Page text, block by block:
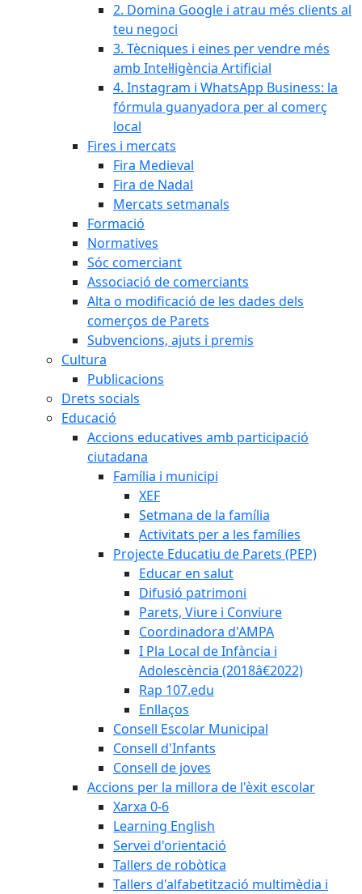
2. Domina Google i atrau més clients al
teu negoci
3. Tècniques i eines per vendre més
amb Intel·ligència Artificial
4. Instagram i WhatsApp Business: la
fórmula guanyadora per al comerç
local
Fires i mercats
Fira Medieval
Fira de Nadal
Mercats setmanals
Formació
Normatives
Sóc comerciant
Associació de comerciants
Alta o modificació de les dades dels
comerços de Parets
Subvencions, ajuts i premis
Cultura
Publicacions
Drets socials
Educació
Accions educatives amb participació
ciutadana
Família i municipi
XEF
Setmana de la família
Activitats per a les famílies
Projecte Educatiu de Parets (PEP)
Educar en salut
Difusió patrimoni
Parets, Viure i Conviure
Coordinadora d'AMPA
I Pla Local de Infància i
Adolescència (2018â€2022)
Rap 107.edu
Enllaços
Consell Escolar Municipal
Consell d'Infants
Consell de joves
Accions per la millora de l'èxit escolar
Xarxa 0-6
Learning English
Servei d'orientació
Tallers de robòtica
Tallers d'alfabetització multimèdia i